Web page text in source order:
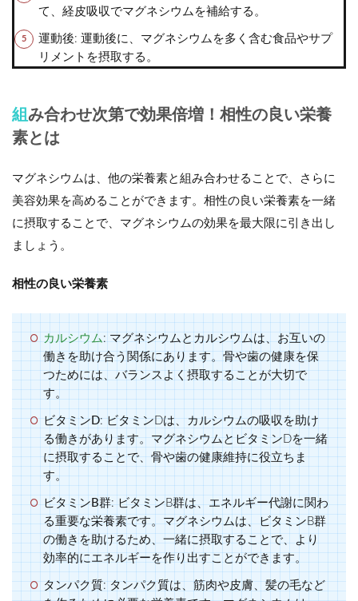
て、経皮吸収でマグネシウムを補給する。
運動後: 運動後に、マグネシウムを多く含む食品やサプ
リメントを摂取する。
組み合わせ次第で効果倍増！相性の良い栄養
素とは
マグネシウムは、他の栄養素と組み合わせることで、さらに
美容効果を高めることができます。相性の良い栄養素を一緒
に摂取することで、マグネシウムの効果を最大限に引き出し
ましょう。
相性の良い栄養素
カルシウム: マグネシウムとカルシウムは、お互いの
働きを助け合う関係にあります。骨や歯の健康を保
つためには、バランスよく摂取することが大切で
す。
ビタミンD: ビタミンDは、カルシウムの吸収を助け
る働きがあります。マグネシウムとビタミンDを一緒
に摂取することで、骨や歯の健康維持に役立ちま
す。
ビタミンB群: ビタミンB群は、エネルギー代謝に関わ
る重要な栄養素です。マグネシウムは、ビタミンB群
の働きを助けるため、一緒に摂取することで、より
効率的にエネルギーを作り出すことができます。
タンパク質: タンパク質は、筋肉や皮膚、髪の毛など